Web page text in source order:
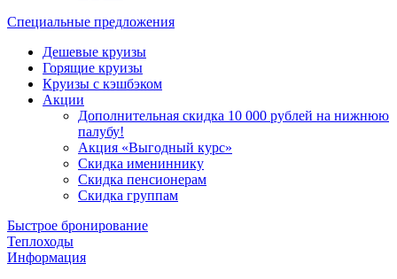
Специальные предложения
Дешевые круизы
Горящие круизы
Круизы с кэшбэком
Акции
Дополнительная скидка 10 000 рублей на нижнюю
палубу!
Акция «Выгодный курс»
Скидка имениннику
Скидка пенсионерам
Скидка группам
Быстрое бронирование
Теплоходы
Информация